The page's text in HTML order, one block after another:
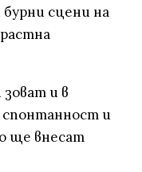
сцени на
и в
и
ще внесат